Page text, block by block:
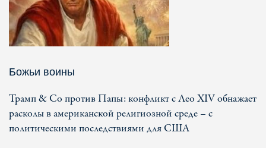
Божьи воины
Трамп & Co против Папы: конфликт с Лео XIV обнажает
расколы в американской религиозной среде – с
политическими последствиями для США